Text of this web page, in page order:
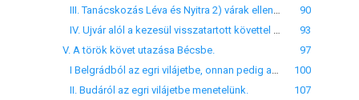
90
93
V. A török követ utazása Bécsbe.
97
100
II. Budáról az egri vilájetbe menetelünk.
107